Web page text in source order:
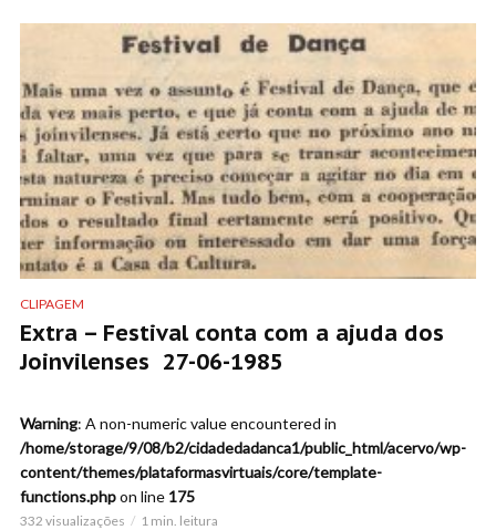
CLIPAGEM
Extra – Festival conta com a ajuda dos
Joinvilenses 27-06-1985
Warning: A non-numeric value encountered in
/home/storage/9/08/b2/cidadedadanca1/public_html/acervo/wp-
content/themes/plataformasvirtuais/core/template-
functions.phpon line 175
332 visualizações 1 min. leitura